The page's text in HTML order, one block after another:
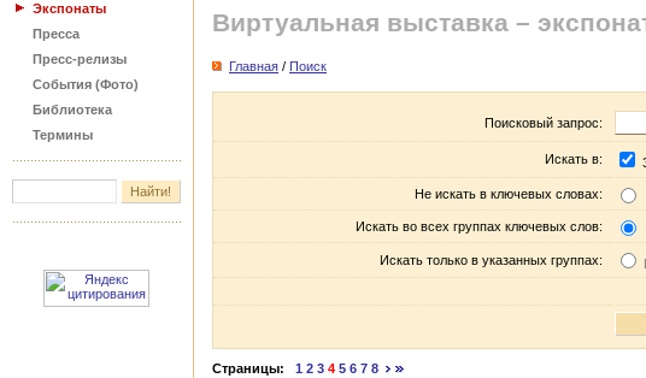
Экспонаты
Пресса
Пресс-релизы
События (Фото)
Библиотека
Термины
Виртуальная выставка –
Главная / Поиск
Поисковый запрос:
Искать в:
Не искать в ключевых словах:
Искать во всех группах ключевых слов:
Искать только в указанных группах:
Страницы: 1 2 3 4 5 6 7 8